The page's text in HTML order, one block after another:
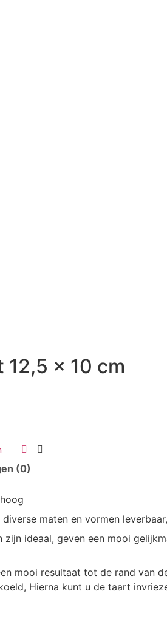
12,5 x 10 cm
(0)
maten en vormen leverbaar,
ideaal, geven een mooi
mooi resultaat tot de rand van
Hierna kunt u de taart